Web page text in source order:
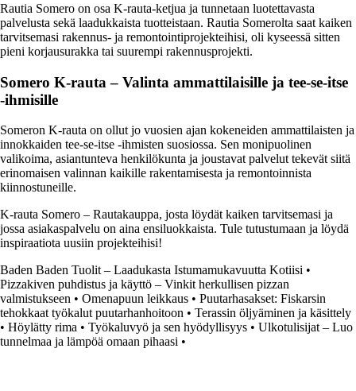
Rautia Somero on osa K-rauta-ketjua ja tunnetaan luotettavasta
palvelusta sekä laadukkaista tuotteistaan. Rautia Somerolta saat kaiken
tarvitsemasi rakennus- ja remontointiprojekteihisi, oli kyseessä sitten
pieni korjausurakka tai suurempi rakennusprojekti.
Somero K-rauta – Valinta ammattilaisille ja tee-se-itse
-ihmisille
Someron K-rauta on ollut jo vuosien ajan kokeneiden ammattilaisten ja
innokkaiden tee-se-itse -ihmisten suosiossa. Sen monipuolinen
valikoima, asiantunteva henkilökunta ja joustavat palvelut tekevät siitä
erinomaisen valinnan kaikille rakentamisesta ja remontoinnista
kiinnostuneille.
K-rauta Somero – Rautakauppa, josta löydät kaiken tarvitsemasi ja
jossa asiakaspalvelu on aina ensiluokkaista. Tule tutustumaan ja löydä
inspiraatiota uusiin projekteihisi!
Baden Baden Tuolit – Laadukasta Istumamukavuutta Kotiisi •
Pizzakiven puhdistus ja käyttö – Vinkit herkullisen pizzan
valmistukseen • Omenapuun leikkaus • Puutarhasakset: Fiskarsin
tehokkaat työkalut puutarhanhoitoon • Terassin öljyäminen ja käsittely
• Höylätty rima • Työkaluvyö ja sen hyödyllisyys • Ulkotulisijat – Luo
tunnelmaa ja lämpöä omaan pihaasi •